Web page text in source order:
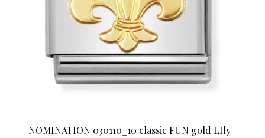
NOMINATION 030110_10 classic FUN gold LIly